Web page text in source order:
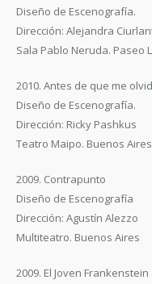
Diseño de Escenografía.
Dirección: Alejandra
Sala Pablo Neruda. Paseo
2010. Antes de que me
Diseño de Escenografía.
Dirección: Ricky Pashkus
Teatro Maipo. Buenos
2009. Contrapunto
Diseño de Escenografía
Dirección: Agustín Alezzo
Multiteatro. Buenos Aires
2009. El Joven Frankenstein